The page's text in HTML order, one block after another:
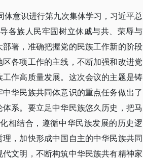
意识进行第九次集体学习，习近平总
各族人民牢固树立休戚与共、荣辱与
署，准确把握党的民族工作新的阶段
各项工作的主线，不断加强和改进党
作高质量发展。这次会议的主题是铸
华民族共同体意识的重点任务做出了
系。要立足中华民族悠久历史，把马
相结合，遵循中华民族发展的历史逻
，加快形成中国自主的中华民族共同
文明，不断构筑中华民族共有精神家